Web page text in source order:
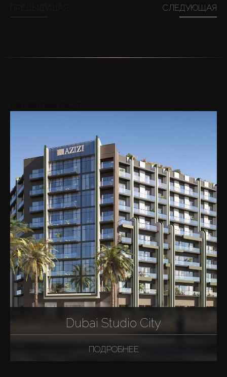
СЛЕДУЮЩАЯ
Dubai Studio City
ПОДРОБНЕЕ